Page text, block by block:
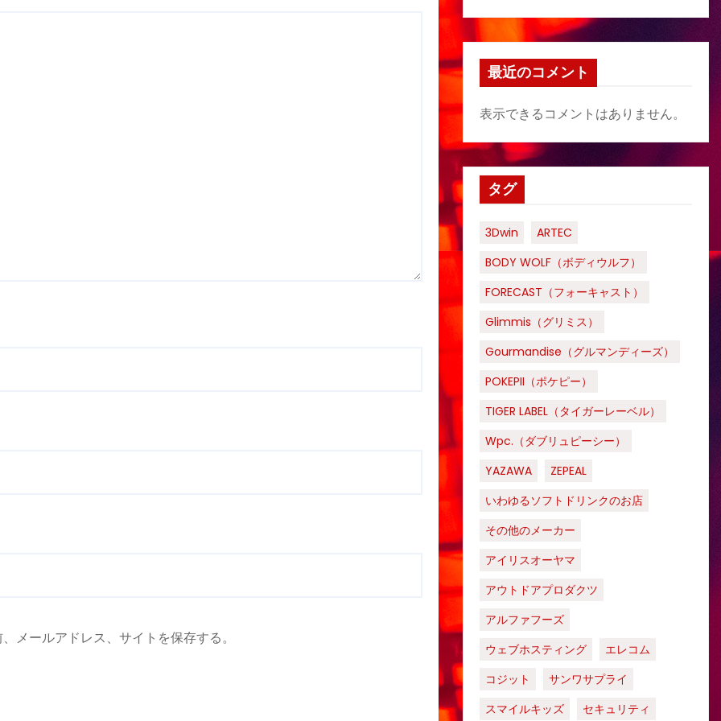
メールアドレス、サイトを保存する。
最近のコメント
表示できるコメントはありません。
タグ
3Dwin
ARTEC
BODY WOLF（ボディウルフ）
FORECAST（フォーキャスト）
Glimmis（グリミス）
Gourmandise（グルマンディーズ）
POKEPII（ポケピー）
TIGER LABEL（タイガーレーベル）
Wpc.（ダブリュピーシー）
YAZAWA
ZEPEAL
いわゆるソフトドリンクのお店
その他のメーカー
アイリスオーヤマ
アウトドアプロダクツ
アルファフーズ
ウェブホスティング
エレコム
コジット
サンワサプライ
スマイルキッズ
セキュリティ